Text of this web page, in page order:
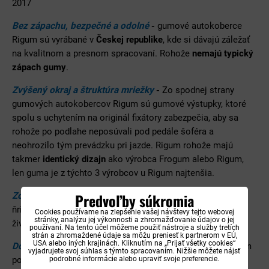
2017
Bez zápachu, bezpečné a odolné- gumové autokoberce
Rigum sú vyrábané v Českej republike, kde si dávajú záležať
na kvalitnom a presnom spracovaní. Rohože nemajú typický
zápach gumy.
Zvýšený okraj a štruktúra mriežky- Zo spodnej strany
gumových autokobercov Rigum sú gumové výstupky, ktoré
spolu s uchytením na originál fixátory zabezpečia, aby sa
rohože po podlahe neposúvali pod pedále šoféra a
neohrozilo tým prevádzku pri jazde. Rigum rohože majú
takmer identický dizajn ako výrobca Frogum alebo Rigum,
len guma je z týchto 3 výrobcov u Rigum najtenšia.
Zosílenie vodičovej rohože- u šoférovej rohože má
ňrigumzosíleniev tvare slzičiek, vďaka krorým predlžuje
životnosť nanajviac namáhanej častipod nohami šoféra.
Dokonale prispôsobené tvaru podlahy- autorohože Rigum
podľa podlahy auta Kia Picanto 2011-2017, vďaka čomu
Predvoľby súkromia
Cookies používame na zlepšenie vašej návštevy tejto webovej
stránky, analýzu jej výkonnosti a zhromažďovanie údajov o jej
používaní. Na tento účel môžeme použiť nástroje a služby tretích
strán a zhromaždené údaje sa môžu preniesť k partnerom v EÚ,
USA alebo iných krajinách. Kliknutím na „Prijať všetky cookies“
vyjadrujete svoj súhlas s týmto spracovaním. Nižšie môžete nájsť
podrobné informácie alebo upraviť svoje preferencie.